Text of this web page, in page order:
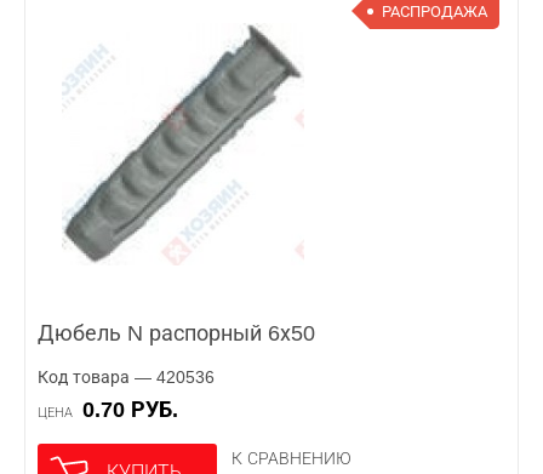
РАСПРОДАЖА
Дюбель N распорный 6х50
Код товара — 420536
ЦЕНА 0.70 РУБ.
К СРАВНЕНИЮ